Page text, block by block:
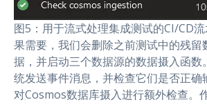
图5：用于流式处理集成测试的CI/CD
果需要，我们会删除之前测试中的残留
据，并启动三个数据源的数据摄入函数
统发送事件消息，并检查它们是否正确
对Cosmos数据库摄入进行额外检查。